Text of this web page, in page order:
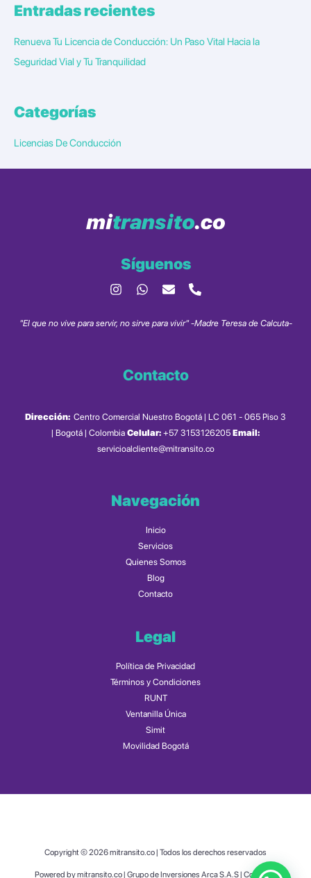
Entradas recientes
Renueva Tu Licencia de Conducción: Un Paso Vital Hacia la
Seguridad Vial y Tu Tranquilidad
Categorías
Licencias De Conducción
Síguenos
"El que no vive para servir, no sirve para vivir" -Madre Teresa de Calcuta-
Contacto
Dirección: Centro Comercial Nuestro Bogotá | LC 061 - 065 Piso 3
| Bogotá | Colombia Celular: +57 3153126205 Email:
servicioalcliente@mitransito.co
Navegación
Inicio
Servicios
Quienes Somos
Blog
Contacto
Legal
Política de Privacidad
Términos y Condiciones
RUNT
Ventanilla Única
Simit
Movilidad Bogotá
Copyright © 2026 mitransito.co | Todos los derechos reservados
Powered by mitransito.co | Grupo de Inversiones Arca S.A.S | Colombia